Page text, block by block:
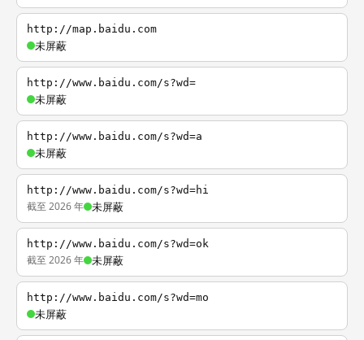
http://map.baidu.com
未屏蔽
http://www.baidu.com/s?wd=
未屏蔽
http://www.baidu.com/s?wd=a
未屏蔽
http://www.baidu.com/s?wd=hi
截至 2026 年 未屏蔽
http://www.baidu.com/s?wd=ok
截至 2026 年 未屏蔽
http://www.baidu.com/s?wd=mo
未屏蔽